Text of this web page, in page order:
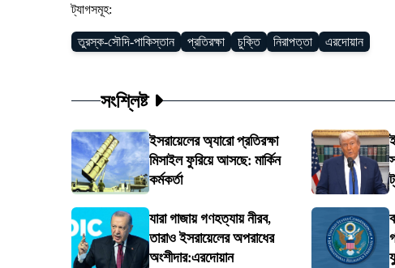
ট্যাগসমূহ:
তুরস্ক-সৌদি-পাকিস্তান প্রতিরক্ষা চুক্তি নিরাপত্তা এরদোয়ান
সংশ্লিষ্ট
ইসরায়েলের অ্যারো প্রতিরক্ষা
মিসাইল ফুরিয়ে আসছে: মার্কিন
কর্মকর্তা
যারা গাজায় গণহত্যায় নীরব,
তারাও ইসরায়েলের অপরাধের
অংশীদার:এরদোয়ান